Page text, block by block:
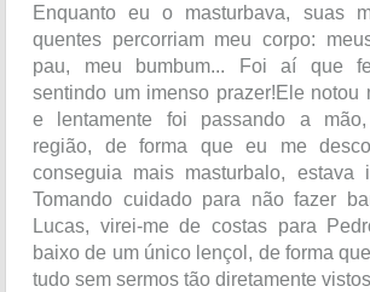
Enquanto eu o masturbava, suas
quentes percorriam meu corpo:
pau, meu bumbum... Foi aí que
sentindo um imenso prazer!Ele notou
e lentamente foi passando a
região, de forma que eu me
conseguia mais masturbalo, estava
Tomando cuidado para não fazer
Lucas, virei-me de costas para
baixo de um único lençol, de forma
tudo sem sermos tão diretamente